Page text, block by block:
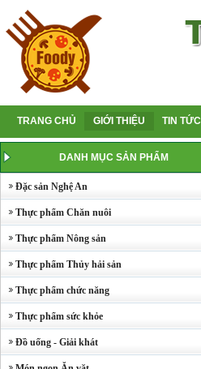
TRANG CHỦ GIỚI THIỆU TIN TỨC
DANH MỤC SẢN PHẨM
Đặc sản Nghệ An
Thực phẩm Chăn nuôi
Thực phẩm Nông sản
Thực phẩm Thủy hải sản
Thực phẩm chức năng
Thực phẩm sức khỏe
Đồ uống - Giải khát